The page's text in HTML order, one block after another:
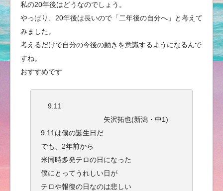
私の20年後はどうなのでしょう。
やっぱり、20年後は長いので「二年後の自分へ」と考えて
みました。
考えるだけで自分の今後の動きを意識するようになるんで
すね。
おすすめです
9.11
矢沢拓也(新潟・中1)
9.11は僕の誕生日だ
でも、2年前から
米同時多発テロの日になった
僕にとってうれしい日が
テロや報復の日なのは悲しい